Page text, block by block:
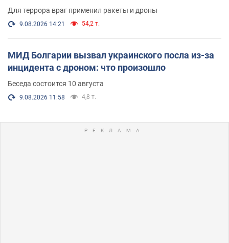
и видео
Для террора враг применил ракеты и дроны
9.08.2026 14:21 54,2 т.
МИД Болгарии вызвал украинского посла из-за
инцидента с дроном: что произошло
Беседа состоится 10 августа
9.08.2026 11:58 4,8 т.